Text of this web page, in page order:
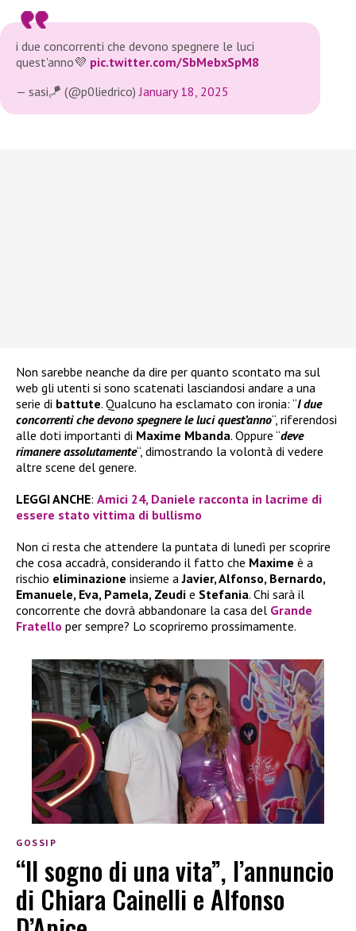
i due concorrenti che devono spegnere le luci
quest'anno💜 pic.twitter.com/SbMebxSpM8
— sasi🪁 (@p0liedrico)January 18, 2025
Non sarebbe neanche da dire per quanto scontato ma sul
web gli utenti si sono scatenati lasciandosi andare a una
serie di battute. Qualcuno ha esclamato con ironia: “I due
concorrenti che devono spegnere le luci quest’anno“, riferendosi
alle doti importanti di Maxime Mbanda. Oppure “deve
rimanere assolutamente“, dimostrando la volontà di vedere
altre scene del genere.
LEGGI ANCHE: Amici 24, Daniele racconta in lacrime di
essere stato vittima di bullismo
Non ci resta che attendere la puntata di lunedì per scoprire
che cosa accadrà, considerando il fatto che Maxime è a
rischio eliminazione insieme aJavier, Alfonso, Bernardo,
Emanuele, Eva, Pamela, Zeudi e Stefania. Chi sarà il
concorrente che dovrà abbandonare la casa del Grande
Fratello per sempre? Lo scopriremo prossimamente.
GOSSIP
“Il sogno di una vita”, l’annuncio
di Chiara Cainelli e Alfonso